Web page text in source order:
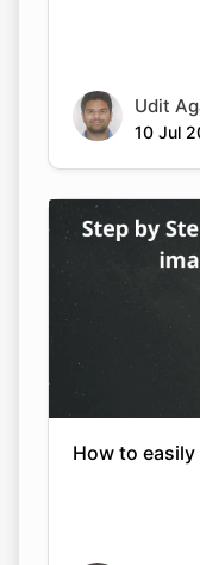
Udit
10 Jul
How to